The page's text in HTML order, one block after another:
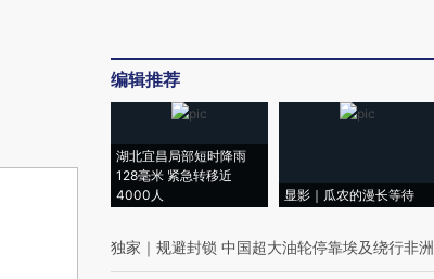
编辑推荐
湖北宜昌局部短时降雨
128毫米 紧急转移近
4000人
显影｜瓜农的漫长等待
独家 ｜ 规避封锁 中国超大油轮停靠埃及绕行非洲